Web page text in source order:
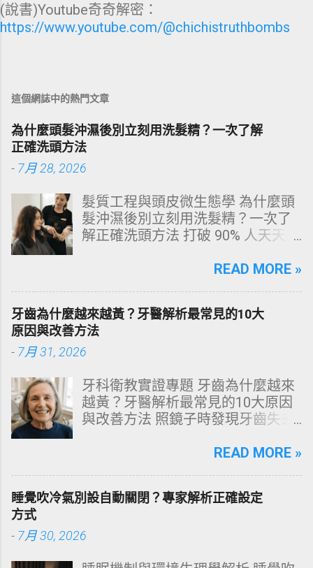
(說書)Youtube奇奇解密：
https://www.youtube.com/@chichistruthbombs
這個網誌中的熱門文章
為什麼頭髮沖濕後別立刻用洗髮精？一次了解
正確洗頭方法
- 7月 28, 2026
髮質工程與頭皮微生態學 為什麼頭
髮沖濕後別立刻用洗髮精？一次了
解正確洗頭方法 打破 90% 人天天在
構化思維，拆解頭皮清潔的物理與
康髮質。 💡 理性思維考題：你是否
天天洗頭，頭皮卻依然半天就出
油、發癢，甚至掉髮嚴重？ 絕大多
數人的頭皮問題，並不是洗髮精買
了」。當你蓮蓬頭剛淋濕頭髮，下
一秒就把濃縮洗髮精直接抹在頭皮
上時，你已經親手觸發了一連串破
過嚴密的邏輯分析，為你解構正確
快速導覽目錄 一、 盲點剖析：沖濕
立刻塗洗髮精，為何是毀髮災難？
Wash）」的物理學與生物學底層邏
READ MORE »
牙齒為什麼越來越黃？牙醫解析最常見的10大
原因與改善方法
- 7月 31, 2026
牙科衛教實證專題 牙齒為什麼越來
越黃？牙醫解析最常見的10大原因
與改善方法 照鏡子時發現牙齒失去
文由專業牙科思維出發，深度剖析
源性染色成因，並提供精準有效的
改善與美白對策。 📋 文章快速導覽
琺瑯質與象牙質 二、 牙齒變黃的10
READ MORE »
睡覺吹冷氣別設自動關閉？專家解析正確設定
方式
- 7月 30, 2026